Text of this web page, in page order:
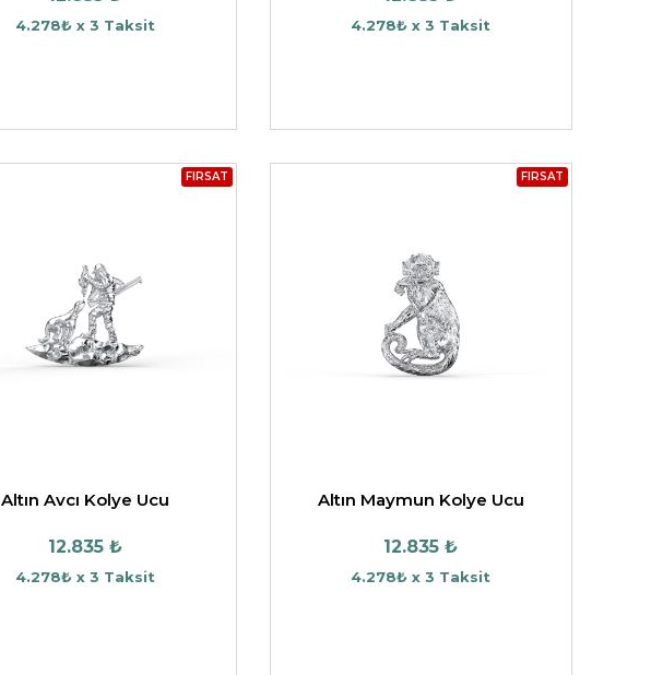
4.278₺ x 3 Taksit 4.278₺ x 3 Taksit
FIRSAT
Altın Avcı Kolye Ucu
12.835 ₺
4.278₺ x 3 Taksit
FIRSAT
Altın Maymun Kolye Ucu
12.835 ₺
4.278₺ x 3 Taksit